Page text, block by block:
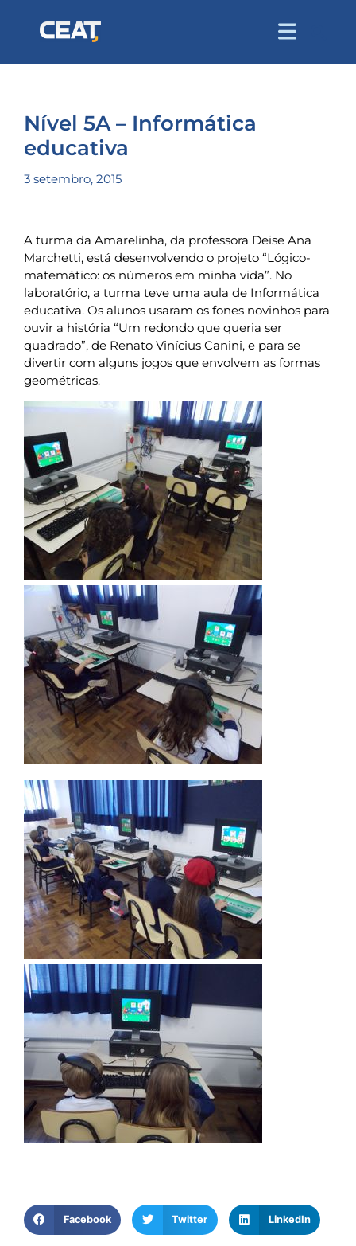
Nível 5A – Informática
educativa
3 setembro, 2015
A turma da Amarelinha, da professora Deise Ana
Marchetti, está desenvolvendo o projeto “Lógico-
matemático: os números em minha vida”. No
laboratório, a turma teve uma aula de Informática
educativa. Os alunos usaram os fones novinhos para
ouvir a história “Um redondo que queria ser
quadrado”, de Renato Vinícius Canini, e para se
divertir com alguns jogos que envolvem as formas
geométricas.
Facebook Twitter LinkedIn